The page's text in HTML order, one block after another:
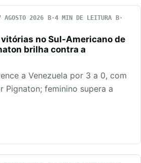
AGOSTO 2026
4 MIN DE LEITURA
no Sul-Americano de
brilha contra a
a Venezuela por 3 a 0, com
Pignaton; feminino supera a